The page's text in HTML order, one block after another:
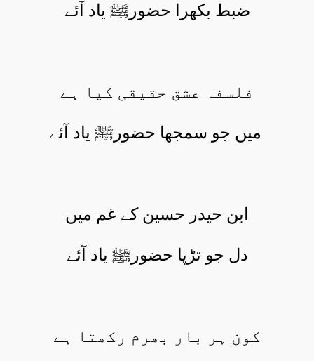
ضبط بکھرا حضورﷺ یاد آئے
فلسفہ عشق حقیقی کیا ہے
میں جو سمجھا حضورﷺ یاد آئے
ابن حیدر حسین کے غم میں
دل جو تڑپا حضورﷺ یاد آئے
کون ہر بار بھرم رکھتا ہے